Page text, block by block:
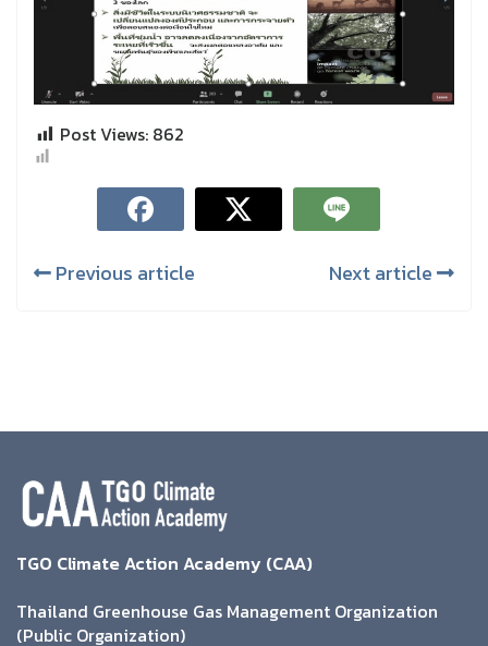
Post Views: 862
Previous article Next article
TGO Climate Action Academy (CAA)
Thailand Greenhouse Gas Management Organization
(Public Organization)